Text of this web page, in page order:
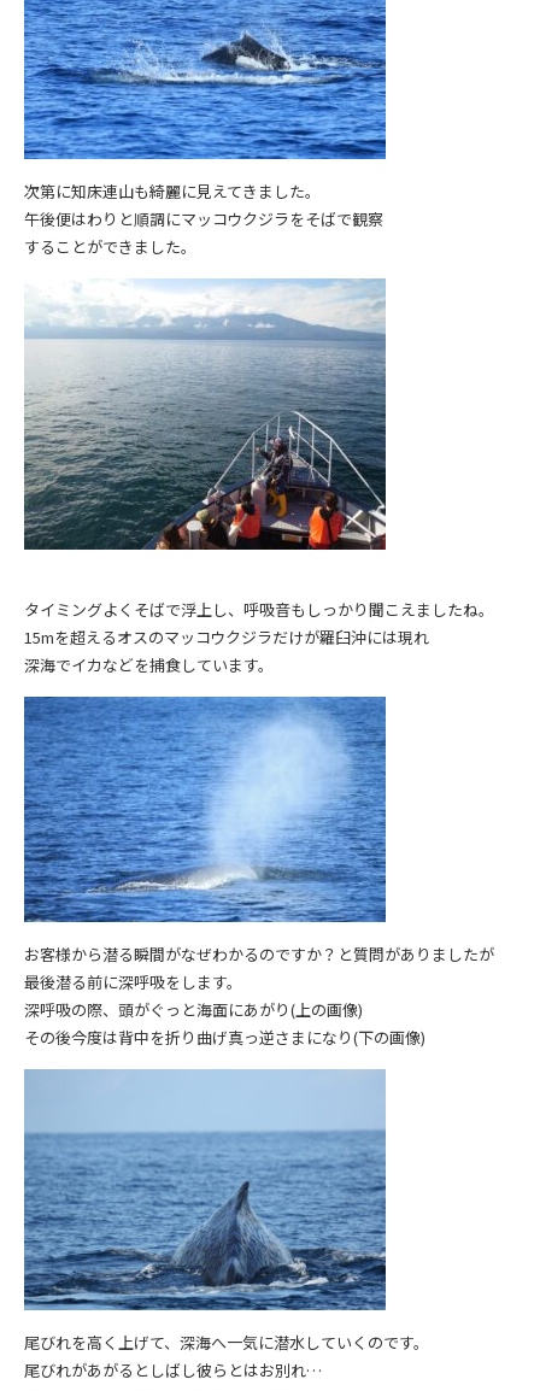
次第に知床連山も綺麗に見えてきました。
午後便はわりと順調にマッコウクジラをそばで観察
することができました。
タイミングよくそばで浮上し、呼吸音もしっかり聞こえましたね。
15mを超えるオスのマッコウクジラだけが羅臼沖には現れ
深海でイカなどを捕食しています。
お客様から潜る瞬間がなぜわかるのですか？と質問がありましたが
最後潜る前に深呼吸をします。
深呼吸の際、頭がぐっと海面にあがり(上の画像)
その後今度は背中を折り曲げ真っ逆さまになり(下の画像)
尾びれを高く上げて、深海へ一気に潜水していくのです。
尾びれがあがるとしばし彼らとはお別れ…